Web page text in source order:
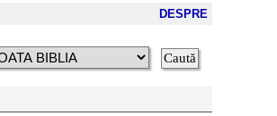
DESPRE